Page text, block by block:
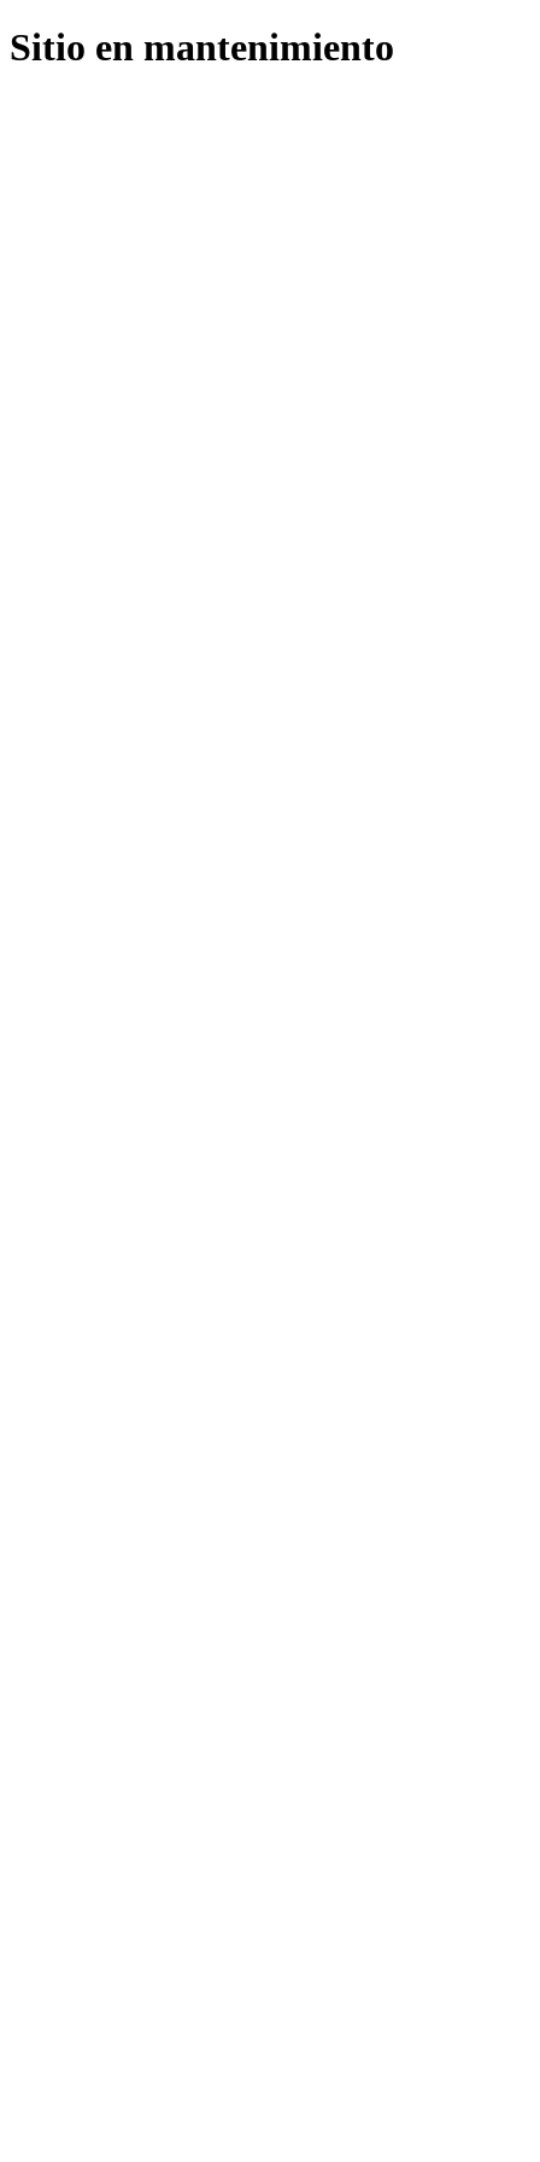
Sitio en mantenimiento